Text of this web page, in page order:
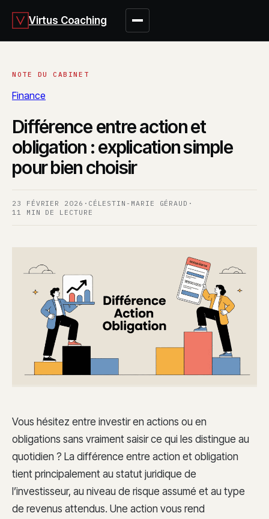
Virtus Coaching
Finance
Différence entre action et
obligation : explication simple
pour bien choisir
23 FÉVRIER 2026 · CÉLESTIN-MARIE GÉRAUD ·
11 MIN DE LECTURE
Vous hésitez entre investir en actions ou en
obligations sans vraiment saisir ce qui les distingue au
quotidien ? La différence entre action et obligation
tient principalement au statut juridique de
l’investisseur, au niveau de risque assumé et au type
de revenus attendus. Une action vous rend